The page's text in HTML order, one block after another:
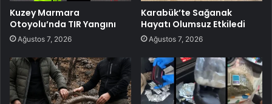
Kuzey Marmara
Otoyolu’nda TIR Yangını
Ağustos 7, 2026
Karabük’te Sağanak
Hayatı Olumsuz Etkiledi
Ağustos 7, 2026